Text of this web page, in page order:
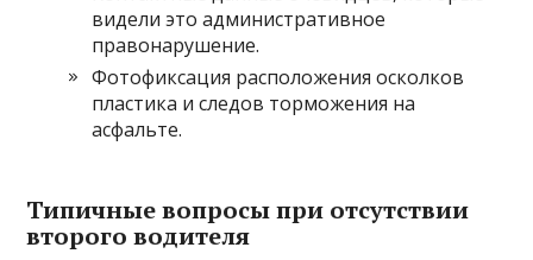
видели это административное
правонарушение.
Фотофиксация расположения осколков
пластика и следов торможения на
асфальте.
Типичные вопросы при отсутствии
второго водителя